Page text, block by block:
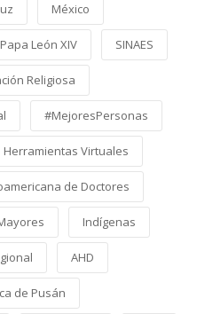
México
Papa León XIV SINAES
Religiosa
#MejoresPersonas
Herramientas Virtuales
de Doctores
Indígenas
AHD
de Pusán